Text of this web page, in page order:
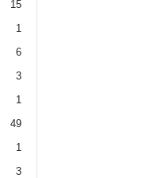
15
1
6
3
1
49
1
3